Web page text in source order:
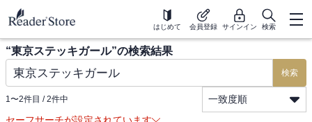
はじめて 会員登録 サインイン 検索
“東京ステッキガール”の検索結果
検索
1〜2件目 / 2件中
一致度順